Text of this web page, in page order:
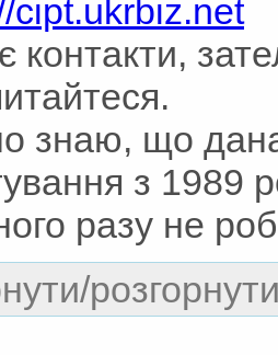
cipt.ukrbiz.net
контакти,
знаю, що
з 1989
разу не